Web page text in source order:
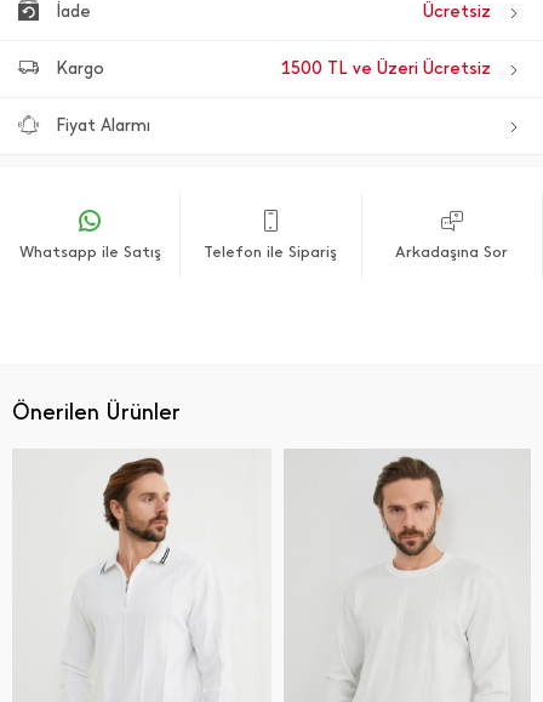
İade Ücretsiz
Kargo 1500 TL ve Üzeri Ücretsiz
Fiyat Alarmı
Whatsapp ile Satış Telefon ile Sipariş Arkadaşına Sor
Önerilen Ürünler